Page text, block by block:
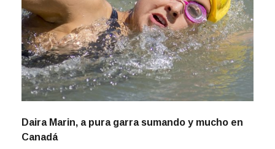
Daira Marin, a pura garra sumando y mucho en
Canadá